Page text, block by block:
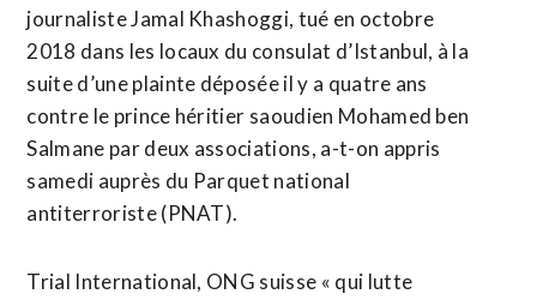
journaliste Jamal Khashoggi, tué en octobre
2018 dans les locaux du consulat d’Istanbul, à la
suite d’une plainte déposée ​il ‌y a quatre ans
contre le ​prince héritier ⁠saoudien Mohamed ben
Salmane par deux associations, a-t-on ‌appris
samedi auprès ‌du Parquet national
antiterroriste (PNAT).
Trial International, ONG suisse « qui lutte